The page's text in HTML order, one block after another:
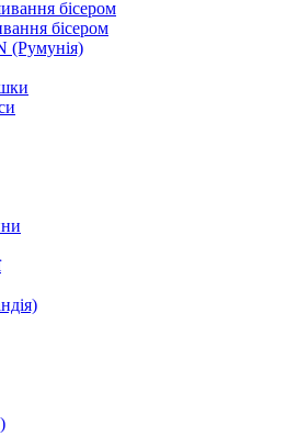
бісером
бісером
(Румунія)